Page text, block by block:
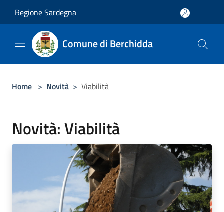
Regione Sardegna
Comune di Berchidda
Home > Novità > Viabilità
Novità: Viabilità